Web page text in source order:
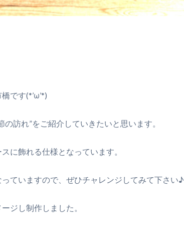
です(*’ω’*)
訪れ”をご紹介していきたいと思います。
に飾れる仕様となっています。
ていますので、ぜひチャレンジしてみて下さい♪
ジし制作しました。